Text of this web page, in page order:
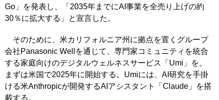
Go」を発表し、「2035年までにAI事業を全売り上げの約
30％に拡大する」と宣言した。
そのために、米カリフォルニア州に拠点を置くグループ
会社Panasonic Wellを通じて、専門家コミュニティを統合
する家庭向けのデジタルウェルネスサービス「Umi」を、
まずは米国で2025年に開始する。Umiには、AI研究を手掛
ける米Anthropicが開発するAIアシスタント「Claude」を搭
載する。